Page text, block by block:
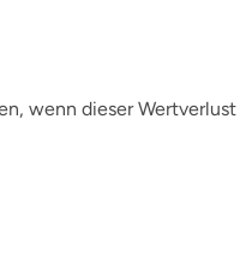
wenn dieser